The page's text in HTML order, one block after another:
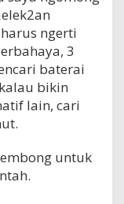
ngerti
3
baterai
bikin
lain, cari
untuk